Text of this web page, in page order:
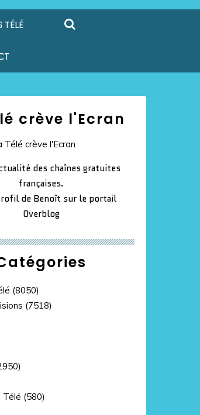
TÉLÉ
(8050)
(7518)
Télé (580)
crève l'Ecran
des chaînes gratuites
françaises.
de Benoît sur le portail
Overblog